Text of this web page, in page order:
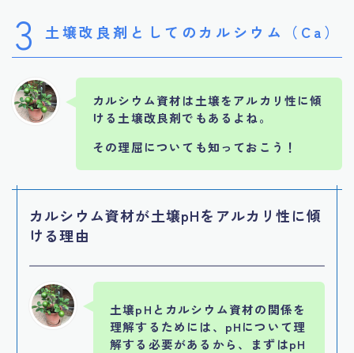
3 土壌改良剤としてのカルシウム（Ca）
カルシウム資材は土壌をアルカリ性に傾
ける土壌改良剤でもあるよね。
その理屈についても知っておこう！
カルシウム資材が土壌pHをアルカリ性に傾
ける理由
土壌pHとカルシウム資材の関係を
理解するためには、pHについて理
解する必要があるから、まずはpH